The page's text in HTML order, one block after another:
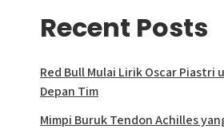
Recent Posts
Red Bull Mulai Lirik Oscar Piastri
Depan Tim
Mimpi Buruk Tendon Achilles